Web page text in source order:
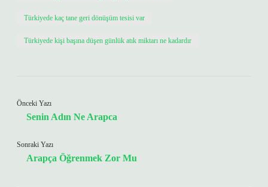
Türkiyede kaç tane geri dönüşüm tesisi var
Türkiyede kişi başına düşen günlük atık miktarı ne kadardır
Önceki Yazı
Senin Adın Ne Arapca
Sonraki Yazı
Arapça Öğrenmek Zor Mu